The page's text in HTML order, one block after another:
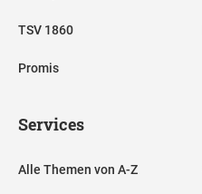
TSV 1860
Promis
Services
Alle Themen von A-Z